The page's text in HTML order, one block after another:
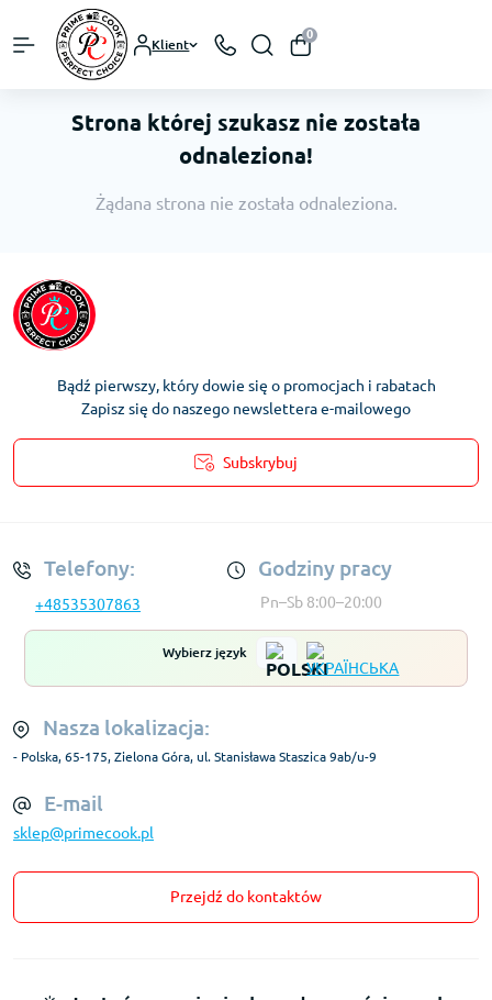
Klient
0
Strona której szukasz nie została
odnaleziona!
Żądana strona nie została odnaleziona.
Bądź pierwszy, który dowie się o promocjach i rabatach
Zapisz się do naszego newslettera e-mailowego
Subskrybuj
Telefony:
+48535307863
Godziny pracy
Pn–Sb 8:00–20:00
Wybierz język
Nasza lokalizacja:
- Polska, 65-175, Zielona Góra, ul. Stanisława Staszica 9ab/u-9
E-mail
sklep@primecook.pl
Przejdź do kontaktów